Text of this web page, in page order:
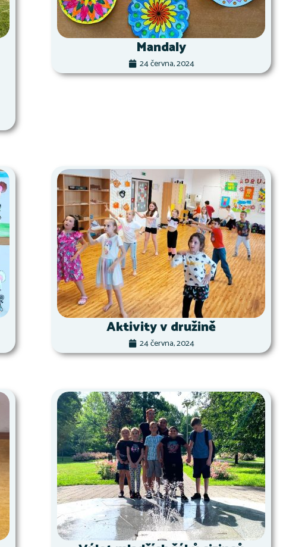
Mandaly
24 června, 2024
Aktivity v družině
24 června, 2024